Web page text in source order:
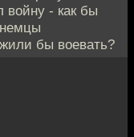
войну - как бы
бы воевать?